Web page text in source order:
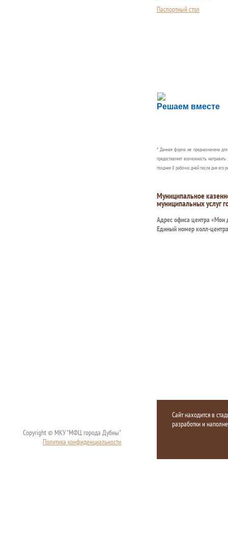
Паспортный стол
Решаем вместе
Сложности с
Сообщите об этом
* Данная форма не предназначена
предоставляет возможность
позднее 8 рабочих дней после дня его
Муниципальное
муниципальных услуг
Адрес офиса центра «Мои
Единый номер колл-
Copyright © МКУ "МФЦ города Дубны"
Политика конфиденциальности
Сайт находится в
разработки и